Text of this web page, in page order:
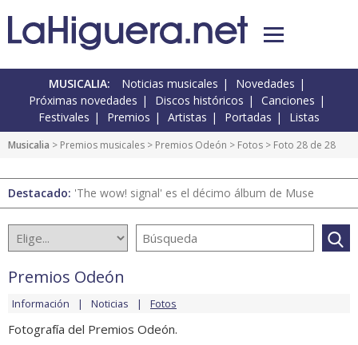
MUSICALIA: Noticias musicales
Novedades
Próximas novedades
Discos históricos
Canciones
Festivales
Premios Artistas Portadas Listas
Musicalia > Premios musicales > Premios Odeón > Fotos > Foto 28 de 28
Destacado: 'The wow! signal' es el décimo álbum de Muse
Premios Odeón
Información Noticias Fotos
Fotografía del Premios Odeón.